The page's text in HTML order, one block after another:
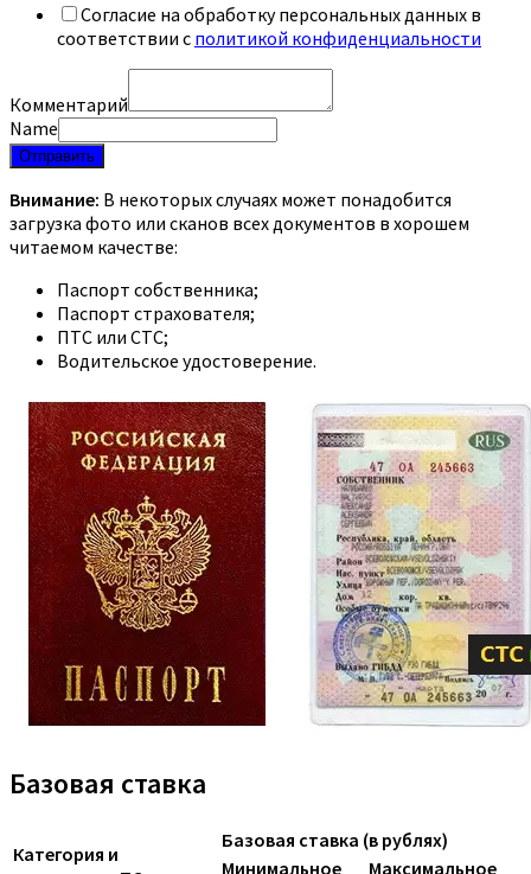
Согласие на обработку персональных данных в
соответствии с политикой конфиденциальности
Комментарий
Name
Отправить
Внимание: В некоторых случаях может понадобится
загрузка фото или сканов всех документов в хорошем
читаемом качестве:
Паспорт собственника;
Паспорт страхователя;
ПТС или СТС;
Водительское удостоверение.
Базовая ставка
Категория и
Базовая ставка (в рублях)
Минимальное
Максимальное